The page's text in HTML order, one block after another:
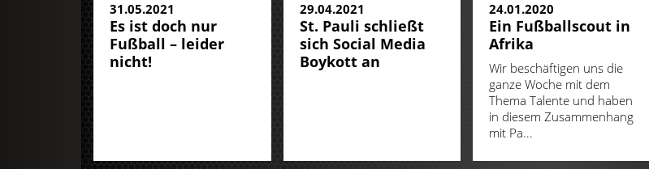
31.05.2021
Es ist doch nur
Fußball – leider
nicht!
29.04.2021
St. Pauli schließt
sich Social Media
Boykott an
24.01.2020
Ein Fußballscout in
Afrika
Wir beschäftigen uns die
ganze Woche mit dem
Thema Talente und haben
in diesem Zusammenhang
mit Pa...